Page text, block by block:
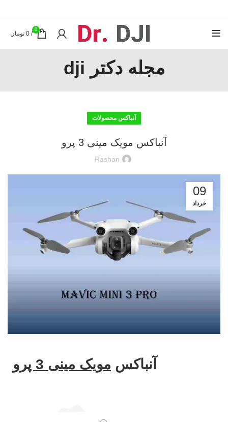
0
/
0 تومان
مجله دکتر dji
آنباکس محصولات
آنباکس مویک مینی 3 پرو
Rashan
09
خرداد
آنباکس مویک مینی 3 پرو